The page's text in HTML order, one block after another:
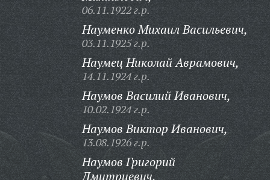
06.11.1922 г.р.
Науменко Михаил Васильевич,
03.11.1925 г.р.
Наумец Николай Аврамович,
14.11.1924 г.р.
Наумов Василий Иванович,
10.02.1924 г.р.
Наумов Виктор Иванович,
13.08.1926 г.р.
Наумов Григорий
Дмитриевич,